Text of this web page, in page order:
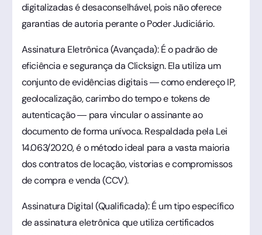
digitalizadas é desaconselhável, pois não oferece
garantias de autoria perante o Poder Judiciário.
Assinatura Eletrônica (Avançada): É o padrão de
eficiência e segurança da Clicksign. Ela utiliza um
conjunto de evidências digitais — como endereço IP,
geolocalização, carimbo do tempo e tokens de
autenticação — para vincular o assinante ao
documento de forma unívoca. Respaldada pela Lei
14.063/2020, é o método ideal para a vasta maioria
dos contratos de locação, vistorias e compromissos
de compra e venda (CCV).
Assinatura Digital (Qualificada): É um tipo específico
de assinatura eletrônica que utiliza certificados